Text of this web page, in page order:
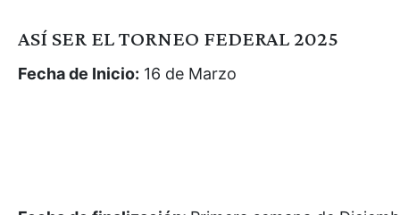
ASÍ SER EL TORNEO FEDERAL 2025
Fecha de Inicio: 16 de Marzo